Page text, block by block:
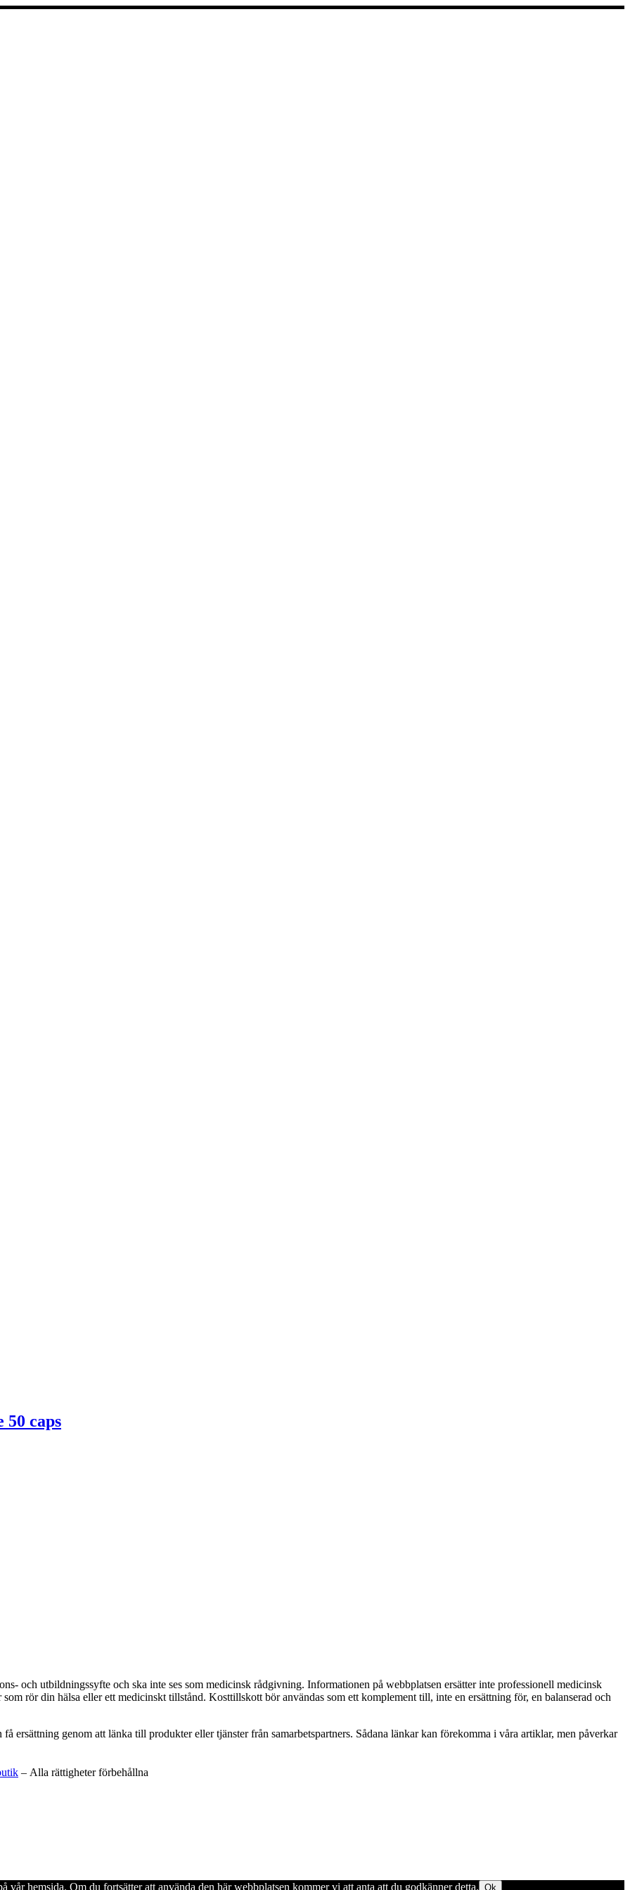
50 caps
och utbildningssyfte och ska inte ses som medicinsk rådgivning. Informationen på webbplatsen ersätter inte professionell medicinsk
rör din hälsa eller ett medicinskt tillstånd. Kosttillskott bör användas som ett komplement till, inte en ersättning för, en balanserad och
ersättning genom att länka till produkter eller tjänster från samarbetspartners. Sådana länkar kan förekomma i våra artiklar, men påverkar
– Alla rättigheter förbehållna
hemsida. Om du fortsätter att använda den här webbplatsen kommer vi att anta att du godkänner detta. Ok